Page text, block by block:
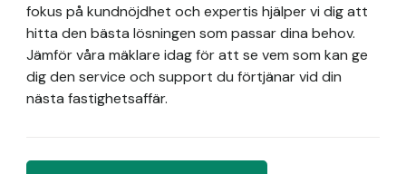
fokus på kundnöjdhet och expertis hjälper vi dig att
hitta den bästa lösningen som passar dina behov.
Jämför våra mäklare idag för att se vem som kan ge
dig den service och support du förtjänar vid din
nästa fastighetsaffär.